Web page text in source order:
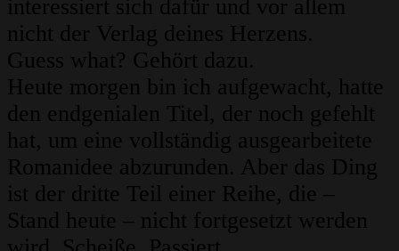
interessiert sich dafür und vor allem
nicht der Verlag deines Herzens.
Guess what? Gehört dazu.
Heute morgen bin ich aufgewacht, hatte
den endgenialen Titel, der noch gefehlt
hat, um eine vollständig ausgearbeitete
Romanidee abzurunden. Aber das Ding
ist der dritte Teil einer Reihe, die –
Stand heute – nicht fortgesetzt werden